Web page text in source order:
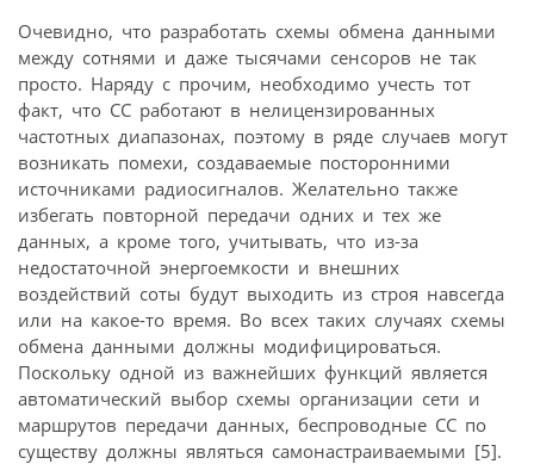
Очевидно, что разработать схемы обмена данными
между сотнями и даже тысячами сенсоров не так
просто. Наряду с прочим, необходимо учесть тот
факт, что СС работают в нелицензированных
частотных диапазонах, поэтому в ряде случаев могут
возникать помехи, создаваемые посторонними
источниками радиосигналов. Желательно также
избегать повторной передачи одних и тех же
данных, а кроме того, учитывать, что из-за
недостаточной энергоемкости и внешних
воздействий соты будут выходить из строя навсегда
или на какое-то время. Во всех таких случаях схемы
обмена данными должны модифицироваться.
Поскольку одной из важнейших функций является
автоматический выбор схемы организации сети и
маршрутов передачи данных, беспроводные СС по
существу должны являться самонастраиваемыми [5].